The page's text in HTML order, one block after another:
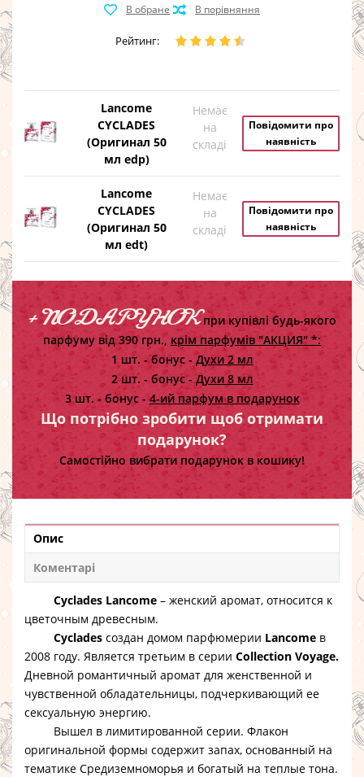
Рейтинг:
Lancome
CYCLADES
(Оригинал 50
мл edp)
Немає
на
складі
Повідомити про
наявність
Lancome
CYCLADES
(Оригинал 50
мл edt)
Немає
на
складі
Повідомити про
наявність
+ ПОДАРУНОКпри купівлі будь-якого
парфуму від 390 грн., крім парфумів "АКЦИЯ" *:
1 шт. - бонус - Духи 2 мл
2 шт. - бонус -Духи 8 мл
3 шт. - бонус -4-ий парфум в подарунок
Що потрібно зробити щоб отримати
подарунок?
Самостійно вибрати подарунок в кошику!
Опис
Коментарі
Cyclades Lancome – женский аромат, относится к
цветочным древесным.
Cyclades создан домом парфюмерии Lancome в
2008 году. Является третьим в серии Collection Voyage.
Дневной романтичный аромат для женственной и
чувственной обладательницы, подчеркивающий ее
сексуальную энергию.
Вышел в лимитированной серии. Флакон
оригинальной формы содержит запах, основанный на
тематике Средиземноморья и богатый на теплые тона.